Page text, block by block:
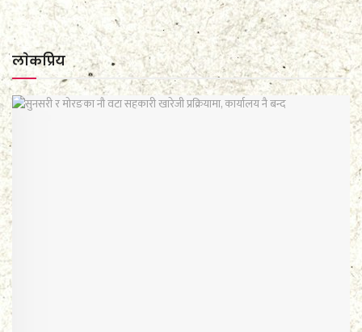
लाेकप्रिय